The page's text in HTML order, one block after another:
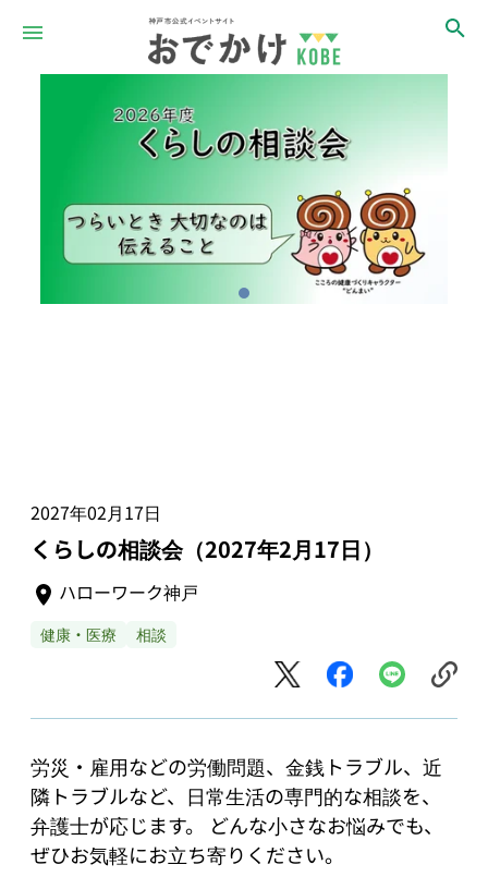
2027年02月17日
くらしの相談会（2027年2月17日）
ハローワーク神戸
健康・医療 相談
労災・雇用などの労働問題、金銭トラブル、近
隣トラブルなど、日常生活の専門的な相談を、
弁護士が応じます。 どんな小さなお悩みでも、
ぜひお気軽にお立ち寄りください。